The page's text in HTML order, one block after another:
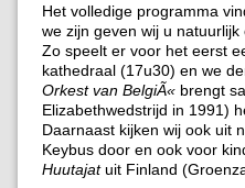
Het volledige programma
we zijn geven wij u natuurlijk
Zo speelt er voor het eerst
kathedraal (17u30) en we
Orkest van BelgiÃ« brengt
Elizabethwedstrijd in 1991)
Daarnaast kijken wij ook uit
Keybus door en ook voor
Huutajatuit Finland